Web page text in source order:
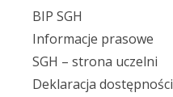
BIP SGH
Informacje prasowe
SGH – strona uczelni
Deklaracja dostępności